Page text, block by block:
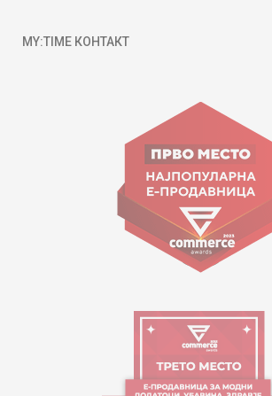
MY:TIME КОНТАКТ
ул. Гоце Николовски бр.74
contact@mytime.mk
Работно време:
09:00 до 17:00